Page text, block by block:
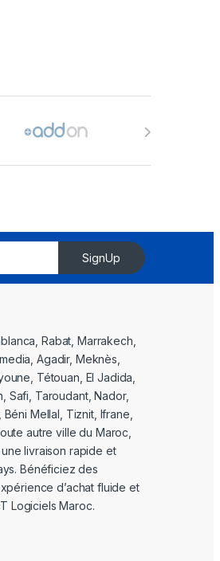
SignUp
Rabat, Marrakech,
Agadir, Meknès,
Tétouan, El Jadida,
Safi, Taroudant, Nador,
Mellal, Tiznit, Ifrane,
autre ville du Maroc,
livraison rapide et
Bénéficiez des
d’achat fluide et
Logiciels Maroc.